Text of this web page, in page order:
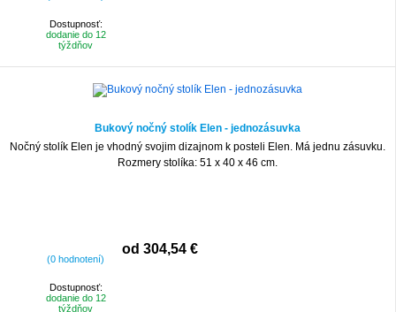
Dostupnosť:
dodanie do 12
týždňov
Bukový nočný stolík Elen - jednozásuvka
Nočný stolík Elen je vhodný svojim dizajnom k posteli Elen. Má jednu zásuvku.
Rozmery stolíka: 51 x 40 x 46 cm.
(0 hodnotení)
Dostupnosť:
dodanie do 12
týždňov
od 304,54 €